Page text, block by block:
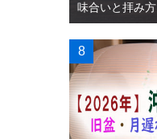
味合いと拝み方